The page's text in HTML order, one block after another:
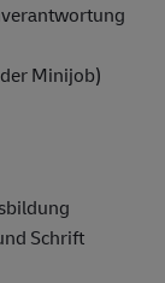
Minijob)
Schrift